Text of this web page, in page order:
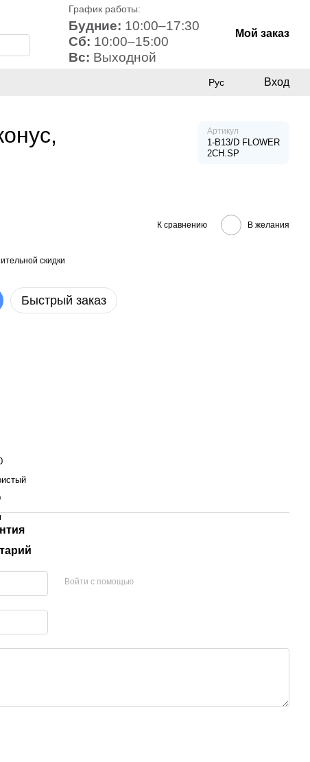
График работы:
Будние: 10:00–17:30
Сб: 10:00–15:00
Вс: Выходной
Мой заказ
Рус Вход
Артикул
1-B13/D FLOWER
2CH.SP
К сравнению В желания
скидки
Быстрый заказ
Войти с помощью